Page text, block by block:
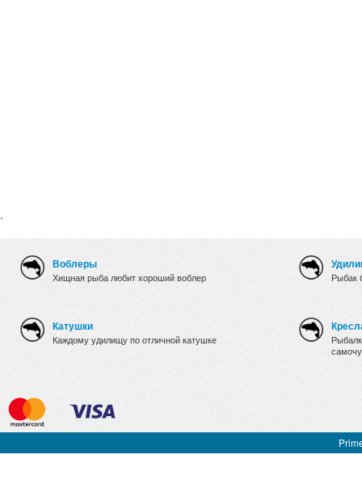
.
Воблеры
Хищная рыба любит хороший воблер
Катушки
Каждому удилищу по отличной катушке
Рыбак